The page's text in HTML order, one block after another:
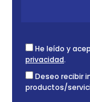
He leído y
privacidad.
Deseo recibir
productos/